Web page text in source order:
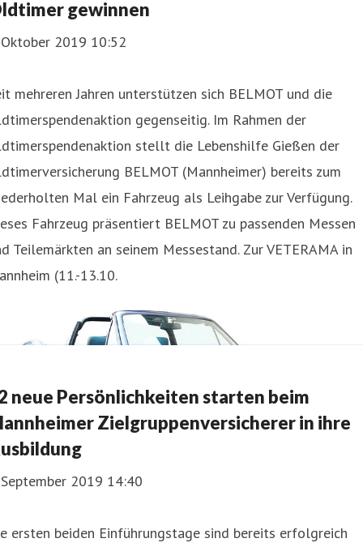
gewinnen
2019 10:52
mehreren Jahren unterstützen sich BELMOT und die
gegenseitig. Im Rahmen der
stellt die Lebenshilfe Gießen der
BELMOT (Mannheimer) bereits zum
Mal ein Fahrzeug als Leihgabe zur Verfügung.
Fahrzeug präsentiert BELMOT zu passenden Messen
Teilemärkten an seinem Messestand. Zur VETERAMA in
(11.-13.10.
neue Persönlichkeiten starten beim
Zielgruppenversicherer in ihre
2019 14:40
ersten beiden Einführungstage sind bereits erfolgreich